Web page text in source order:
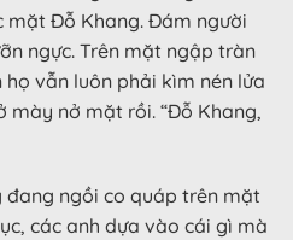
mặt Đỗ Khang. Đám người
ngực. Trên mặt ngập tràn
vẫn luôn phải kìm nén lửa
mày nở mặt rồi. “Đỗ Khang,
đang ngồi co quáp trên mặt
các anh dựa vào cái gì mà